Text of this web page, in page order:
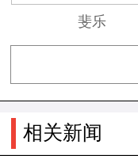
斐乐
相关新闻